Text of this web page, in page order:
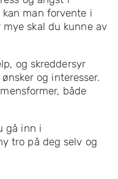
man forvente i
mye skal du kunne av
og skreddersyr
og interesser.
både
gå inn i
tro på deg selv og